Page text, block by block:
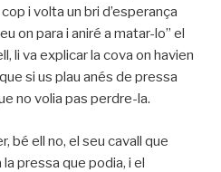
i volta un bri d’esperança
on para i aniré a matar-lo” el
li va explicar la cova on havien
si us plau anés de pressa
no volia pas perdre-la.
bé ell no, el seu cavall que
pressa que podia, i el